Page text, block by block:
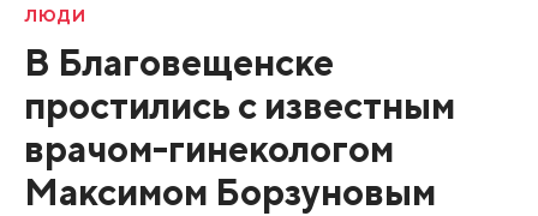
ЛЮДИ
В Благовещенске
простились с известным
врачом-гинекологом
Максимом Борзуновым